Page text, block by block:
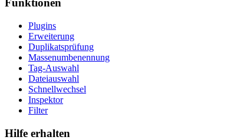
Funktionen
Plugins
Erweiterung
Duplikatsprüfung
Massenumbenennung
Tag-Auswahl
Dateiauswahl
Schnellwechsel
Inspektor
Filter
Hilfe erhalten